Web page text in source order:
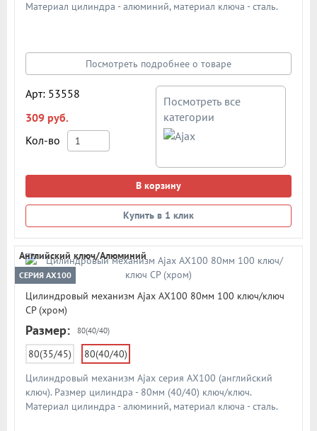
Материал цилиндра - алюминий, материал ключа - сталь.
Посмотреть подробнее о товаре
Арт: 53558
309 руб.
Кол-во
Посмотреть все
категории
В корзину
Купить в 1 клик
Английский ключ/Алюминий
СЕРИЯ AX100
Цилиндровый механизм Ajax AX100 80мм 100 ключ/ключ
CP (хром)
Размер: 80(40/40)
80(35/45)
80(40/40)
Цилиндровый механизм Ajax серия AX100 (английский
ключ). Размер цилиндра - 80мм (40/40) ключ/ключ.
Материал цилиндра - алюминий, материал ключа - сталь.